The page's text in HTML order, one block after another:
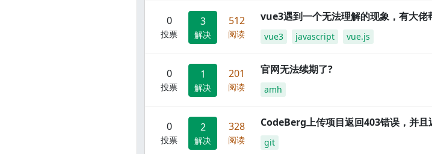
0
投票
3
解决
512
阅读
vue3遇到一个无法理解的现象，有大佬
vue3 javascript vue.js
0
投票
1
解决
201
阅读
官网无法续期了?
amh
0
投票
2
解决
328
阅读
CodeBerg上传项目返回403错误，并且
git